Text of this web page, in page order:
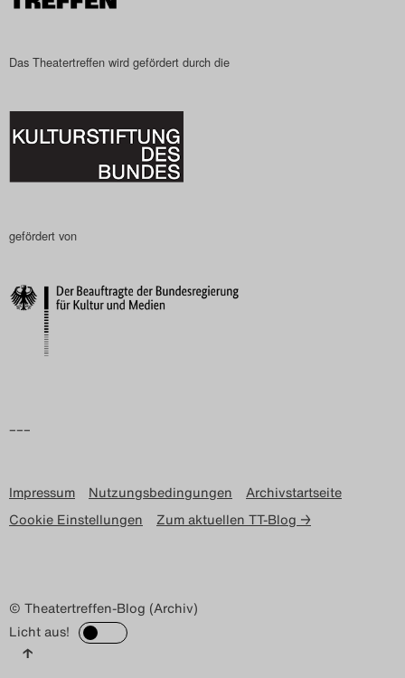
Das Theatertreffen wird gefördert durch die
gefördert von
–––
Impressum Nutzungsbedingungen
Archivstartseite
Cookie Einstellungen
Zum aktuellen TT-Blog →
© Theatertreffen-Blog (Archiv)
Licht aus!
↑